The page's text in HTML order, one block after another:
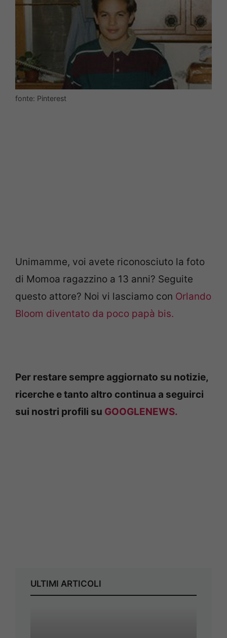
fonte: Pinterest
Unimamme, voi avete riconosciuto la foto
di Momoa ragazzino a 13 anni? Seguite
questo attore? Noi vi lasciamo con Orlando
Bloom diventato da poco papà bis.
Per restare sempre aggiornato su notizie,
ricerche e tanto altro continua a seguirci
sui nostri profili su GOOGLENEWS.
ULTIMI ARTICOLI